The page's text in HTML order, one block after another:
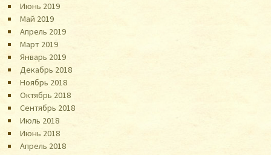
Июнь 2019
Май 2019
Апрель 2019
Март 2019
Январь 2019
Декабрь 2018
Ноябрь 2018
Октябрь 2018
Сентябрь 2018
Июль 2018
Июнь 2018
Апрель 2018